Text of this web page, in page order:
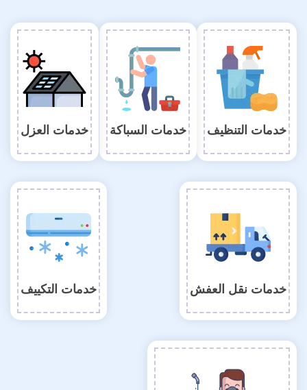
خدمات التنظيف خدمات السباكة خدمات العزل
خدمات نقل العفش خدمات التكييف